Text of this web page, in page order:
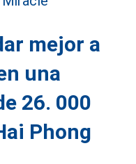
mejor a
una
26. 000
Phong